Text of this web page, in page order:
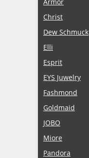
Christ
Dew Schmuck
Elli
Esprit
EYS Juwelry
Fashmond
Goldmaid
JOBO
Miore
Pandora